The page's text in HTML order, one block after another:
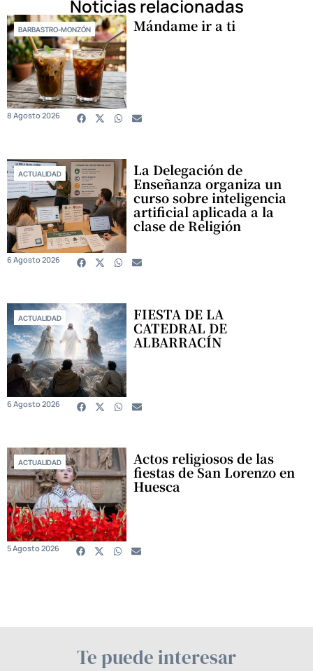
Noticias relacionadas
BARBASTRO-MONZÓN Mándame ir a ti
8 Agosto 2026
ACTUALIDAD La Delegación de
Enseñanza organiza un
curso sobre inteligencia
artificial aplicada a la
clase de Religión
6 Agosto 2026
ACTUALIDAD FIESTA DE LA
CATEDRAL DE
ALBARRACÍN
6 Agosto 2026
ACTUALIDAD Actos religiosos de las
fiestas de San Lorenzo en
Huesca
5 Agosto 2026
Te puede interesar